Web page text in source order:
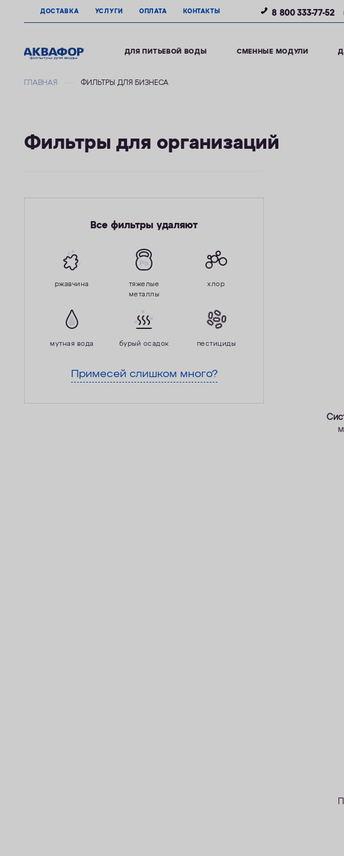
ДОСТАВКА УСЛУГИ ОПЛАТА КОНТАКТЫ 8 800 333-77-52
ДЛЯ ПИТЬЕВОЙ ВОДЫ СМЕННЫЕ МОДУЛИ
ГЛАВНАЯ ФИЛЬТРЫ ДЛЯ БИЗНЕСА
Фильтры для организаций
Все фильтры удаляют
ржавчина
тяжелые
металлы
хлор
мутная вода бурый осадок пестициды
Примесей слишком много?